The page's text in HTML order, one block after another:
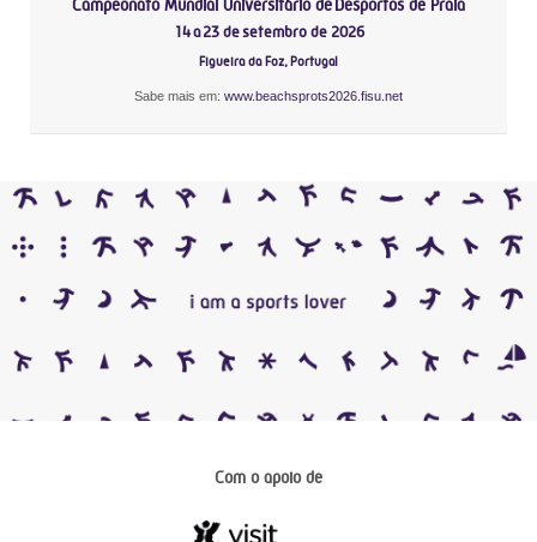
Campeonato Mundial Universitário de Desportos de Praia
14 a 23 de setembro de 2026
Figueira da Foz, Portugal
Sabe mais em: www.beachsprots2026.fisu.net
Com o apoio de